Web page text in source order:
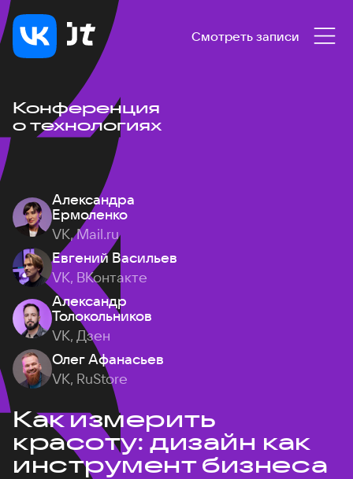
Смотреть записи
Конференция
о технологиях
Александра
Ермоленко
VK, Mail.ru
Евгений Васильев
VK, ВКонтакте
Александр
Толокольников
VK, Дзен
Олег Афанасьев
VK, RuStore
Как измерить
красоту: дизайн как
инструмент бизнеса